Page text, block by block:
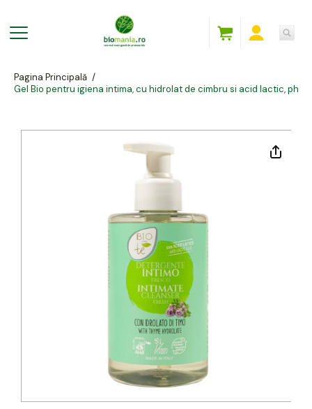
Pagina Principală /
Gel Bio pentru igiena intima, cu hidrolat de cimbru si acid lactic, ph 5